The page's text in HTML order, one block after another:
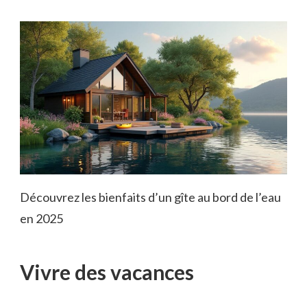
Découvrez les bienfaits d’un gîte au bord de l’eau
en 2025
Vivre des vacances